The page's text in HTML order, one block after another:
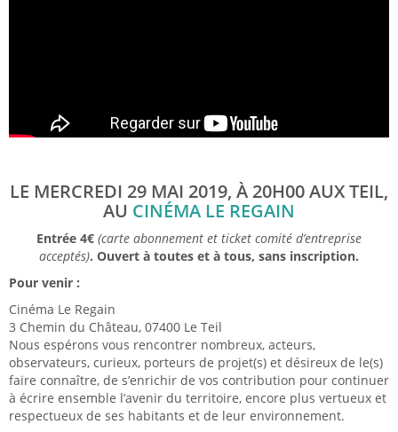
LE MERCREDI 29 MAI 2019, À 20H00 AUX TEIL,
AU CINÉMA LE REGAIN
Entrée 4€ (carte abonnement et ticket comité d’entreprise
acceptés). Ouvert à toutes et à tous, sans inscription.
Pour venir :
Cinéma Le Regain
3 Chemin du Château, 07400 Le Teil
Nous espérons vous rencontrer nombreux, acteurs,
observateurs, curieux, porteurs de projet(s) et désireux de le(s)
faire connaître, de s’enrichir de vos contribution pour continuer
à écrire ensemble l’avenir du territoire, encore plus vertueux et
respectueux de ses habitants et de leur environnement.